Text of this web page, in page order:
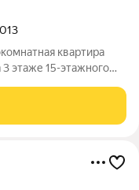
квартира
этаже 15-этажного
надежность